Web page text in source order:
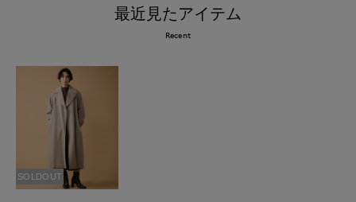
最近見たアイテム
Recent
SOLDOUT